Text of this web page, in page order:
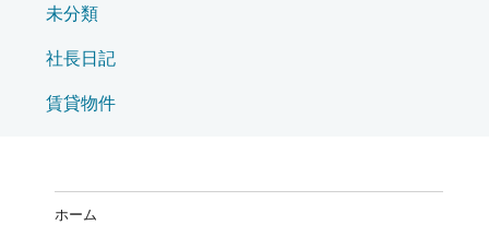
未分類
社長日記
賃貸物件
ホーム